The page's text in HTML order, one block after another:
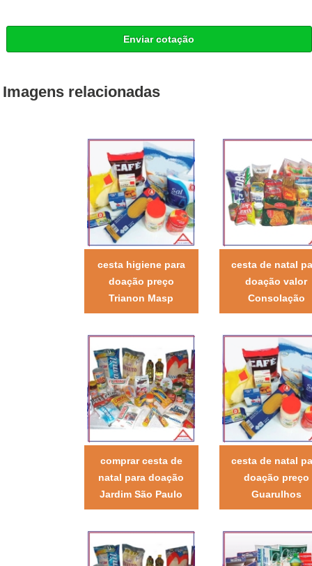
Enviar cotação
Imagens relacionadas
cesta higiene para
doação preço
Trianon Masp
cesta de natal
doação valor
Consolação
comprar cesta de
natal para doação
Jardim São Paulo
cesta de natal
doação preço
Guarulhos